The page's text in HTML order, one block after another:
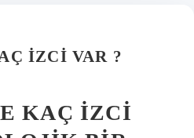
IZCI VAR ?
KAÇ İZCI